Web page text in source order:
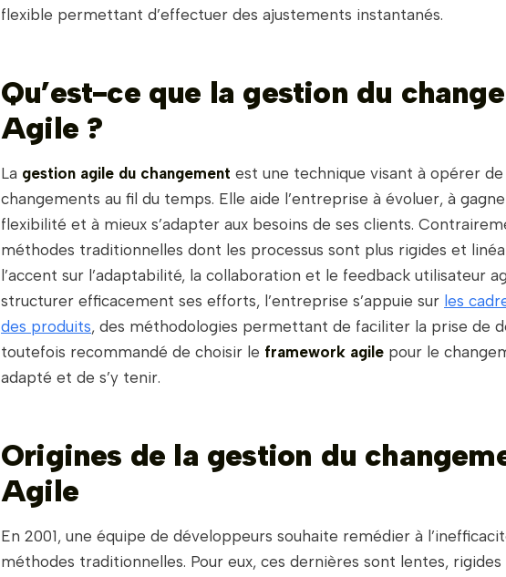
flexible permettant d’effectuer des ajustements instantanés.
Qu’est-ce que la gestion du
Agile ?
La gestion agile du changement est une technique visant à opérer
changements au fil du temps. Elle aide l’entreprise à évoluer, à
flexibilité et à mieux s’adapter aux besoins de ses clients.
méthodes traditionnelles dont les processus sont plus rigides et
l’accent sur l’adaptabilité, la collaboration et le feedback utilisateur
structurer efficacement ses efforts, l’entreprise s’appuie sur les
des produits, des méthodologies permettant de faciliter la prise de
toutefois recommandé de choisir le framework agile pour le
adapté et de s’y tenir.
Origines de la gestion du
Agile
En 2001, une équipe de développeurs souhaite remédier à
méthodes traditionnelles. Pour eux, ces dernières sont lentes,